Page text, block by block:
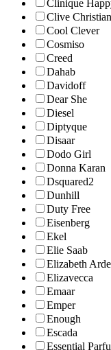
Clinique
Clive Christian
Cool Clever
Cosmiso
Creed
Dahab
Davidoff
Dear She
Diesel
Diptyque
Disaar
Dodo Girl
Donna Karan
Dsquared2
Dunhill
Duty Free
Eisenberg
Ekel
Elie Saab
Elizabeth
Elizavecca
Emaar
Emper
Enough
Escada
Essential